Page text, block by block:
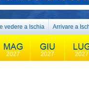
vedere a Ischia Arrivare a
2027 2027 2027